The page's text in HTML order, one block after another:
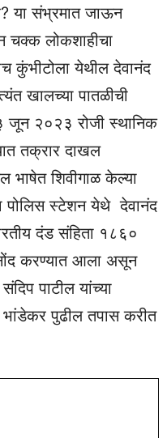
या संभ्रमात जाऊन
चक्क लोकशाहीचा
कुंभीटोला येथील देवानंद
खालच्या पातळीची
जून २०२३ रोजी स्थानिक
तक्रार दाखल
भाषेत शिवीगाळ केल्या
पोलिस स्टेशन येथे देवानंद
दंड संहिता १८६०
करण्यात आला असून
पाटील यांच्या
भांडेकर पुढील तपास करीत